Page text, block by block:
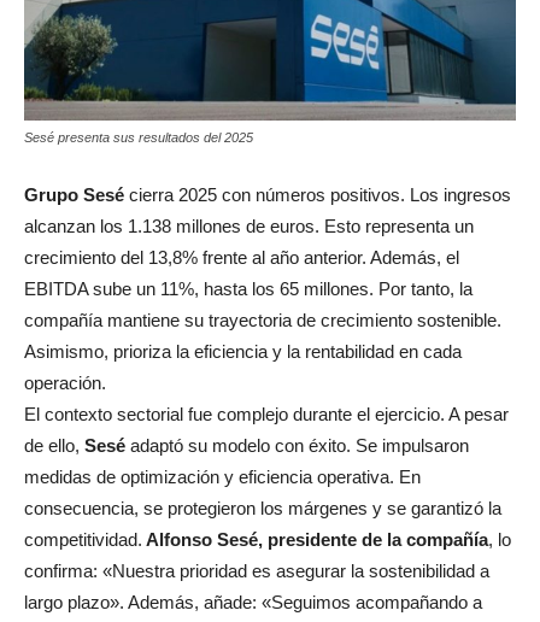
Sesé presenta sus resultados del 2025
Grupo Sesé cierra 2025 con números positivos. Los ingresos
alcanzan los 1.138 millones de euros. Esto representa un
crecimiento del 13,8% frente al año anterior. Además, el
EBITDA sube un 11%, hasta los 65 millones. Por tanto, la
compañía mantiene su trayectoria de crecimiento sostenible.
Asimismo, prioriza la eficiencia y la rentabilidad en cada
operación.
El contexto sectorial fue complejo durante el ejercicio. A pesar
de ello, Sesé adaptó su modelo con éxito. Se impulsaron
medidas de optimización y eficiencia operativa. En
consecuencia, se protegieron los márgenes y se garantizó la
competitividad. Alfonso Sesé, presidente de la compañía, lo
confirma: «Nuestra prioridad es asegurar la sostenibilidad a
largo plazo». Además, añade: «Seguimos acompañando a